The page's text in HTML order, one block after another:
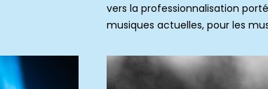
vers la professionnalisation
musiques actuelles, pour les